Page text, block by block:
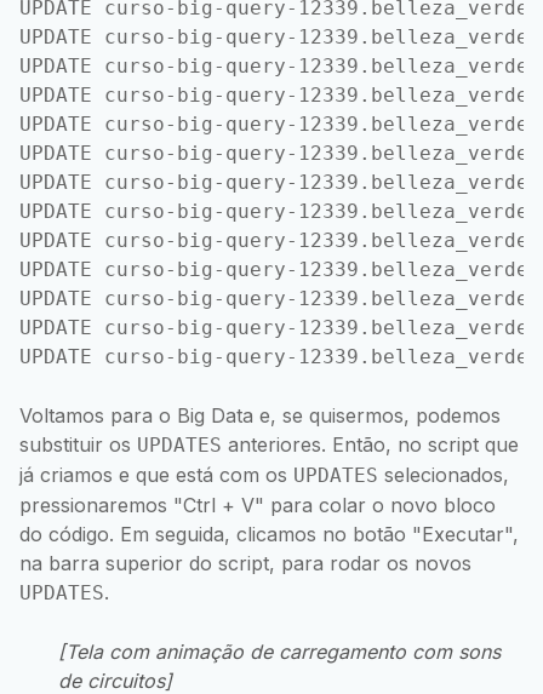
UPDATE curso-big-query-
UPDATE curso-big-query-
UPDATE curso-big-query-
UPDATE curso-big-query-
UPDATE curso-big-query-
UPDATE curso-big-query-
UPDATE curso-big-query-
UPDATE curso-big-query-
UPDATE curso-big-query-
UPDATE curso-big-query-
UPDATE curso-big-query-
UPDATE curso-big-query-
Voltamos para o Big Data e, se quisermos, podemos
substituir os UPDATES anteriores. Então, no script que
já criamos e que está com os UPDATES selecionados,
pressionaremos "Ctrl + V" para colar o novo bloco
do código. Em seguida, clicamos no botão "Executar",
na barra superior do script, para rodar os novos
UPDATES.
[Tela com animação de carregamento com sons
de circuitos]